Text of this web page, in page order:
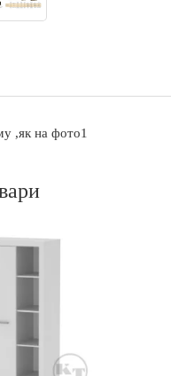
,як на фото1